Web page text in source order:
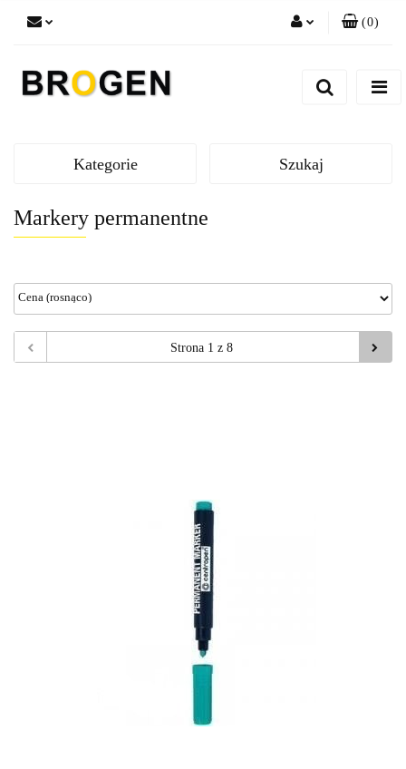
(0)
Kategorie Szukaj
Markery permanentne